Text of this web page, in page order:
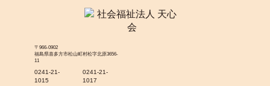
〒966-0902
福島県喜多方市松山町村松字北原3656-
11
0241-21-
1015
0241-21-
1017